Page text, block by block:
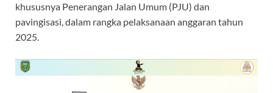
khususnya Penerangan Jalan Umum (PJU) dan
pavingisasi, dalam rangka pelaksanaan anggaran tahun
2025.